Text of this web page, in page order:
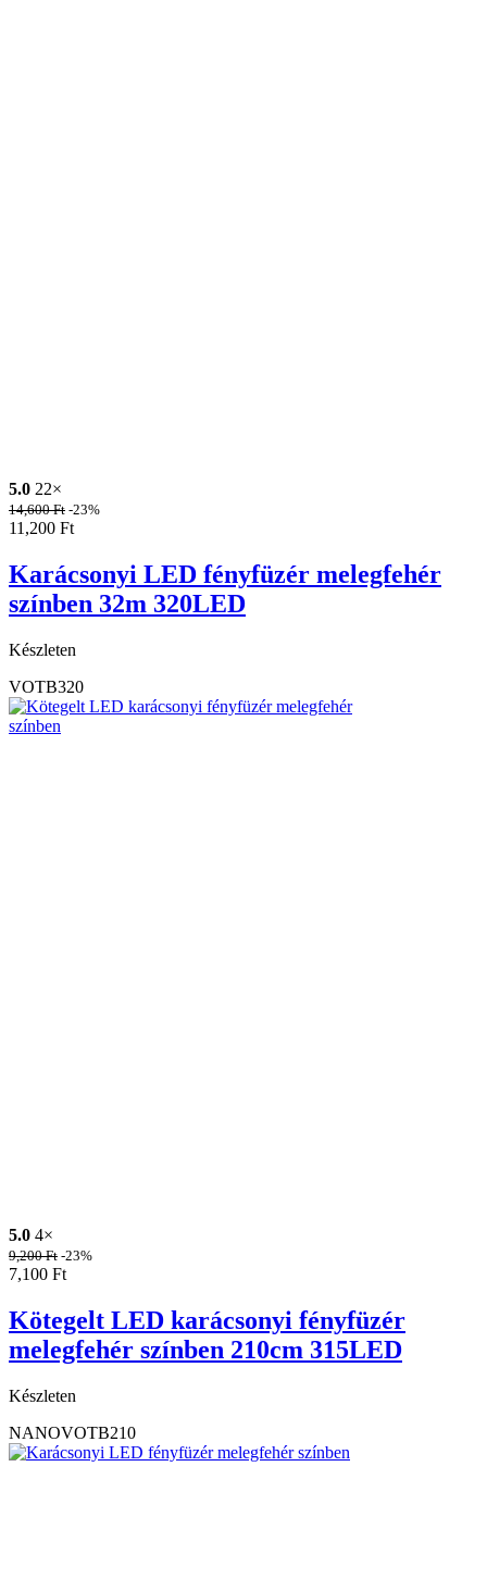
5.0 22×
14,600Ft -23%
11,200 Ft
Karácsonyi LED fényfüzér melegfehér
színben 32m 320LED
Készleten
VOTB320
5.0 4×
9,200Ft -23%
7,100 Ft
Kötegelt LED karácsonyi fényfüzér
melegfehér színben 210cm 315LED
Készleten
NANOVOTB210